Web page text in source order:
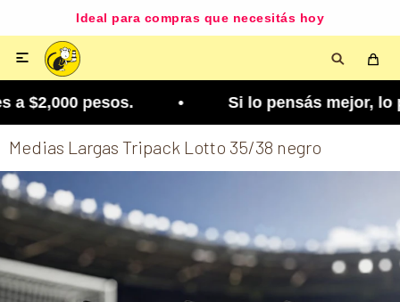
Ideal para compras que necesitás hoy

a $2,000 pesos. • Si lo pensás mejor, lo
Medias Largas Tripack Lotto 35/38 negro